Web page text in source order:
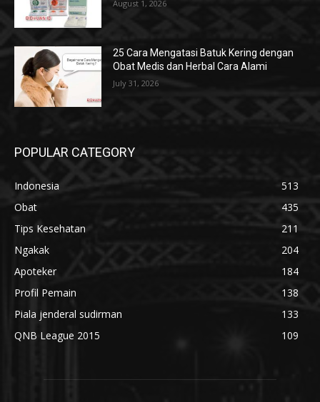
August 1, 2026
25 Cara Mengatasi Batuk Kering dengan
Obat Medis dan Herbal Cara Alami
July 31, 2026
POPULAR CATEGORY
Indonesia
513
Obat
435
Tips Kesehatan
211
Ngakak
204
Apoteker
184
Profil Pemain
138
Piala jenderal sudirman
133
QNB League 2015
109